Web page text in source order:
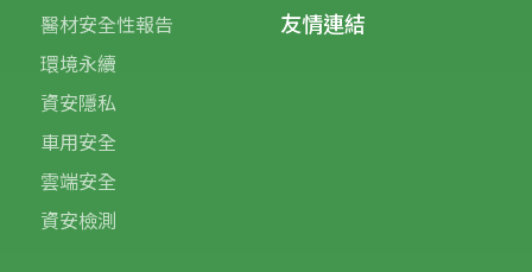
醫材安全性報告
環境永續
資安隱私
車用安全
雲端安全
資安檢測
友情連結